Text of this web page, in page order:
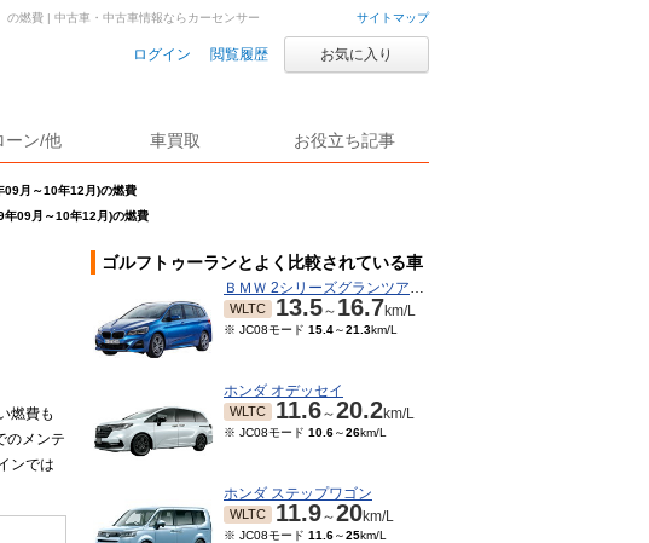
サイトマップ
ログイン 閲覧履歴 お気に入り
ーン/他 車買取 お役立ち記事
09月～10年12月)の燃費
年09月～10年12月)の燃費
燃費 | 中古車・中古車情報ならカーセンサー
燃費も
のメンテ
ンでは
ゴルフトゥーランとよく比較されている車
ＢＭＷ 2シリーズグランツアラー
WLTC 13.5～ 16.7km/L
※ JC08モード 15.4～21.3km/L
ホンダ オデッセイ
WLTC 11.6～20.2km/L
※ JC08モード 10.6～26km/L
ホンダ ステップワゴン
WLTC 11.9～20km/L
※ JC08モード 11.6～25km/L